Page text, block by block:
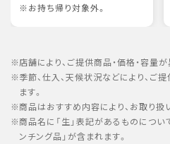
※お持ち帰り対象外。
店舗により、ご提供商品・価格・容量
季節、仕入、天候状況などにより、ご
ます。
商品はおすすめ内容により、お取り扱
商品名に「生」表記があるものについ
ンチング品」が含まれます。